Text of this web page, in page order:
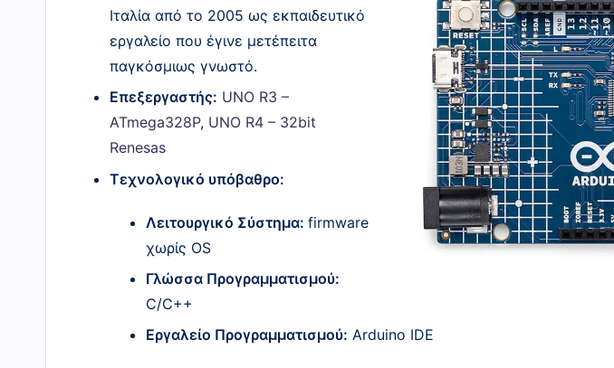
Ιταλία από το 2005 ως εκπαιδευτικό
εργαλείο που έγινε μετέπειτα
παγκόσμιως γνωστό.
Επεξεργαστής: UNO R3 –
ATmega328P, UNO R4 – 32bit
Renesas
Τεχνολογικό υπόβαθρο:
Λειτουργικό Σύστημα: firmware
χωρίς OS
Γλώσσα Προγραμματισμού:
C/C++
Εργαλείο Προγραμματισμού: Arduino IDE